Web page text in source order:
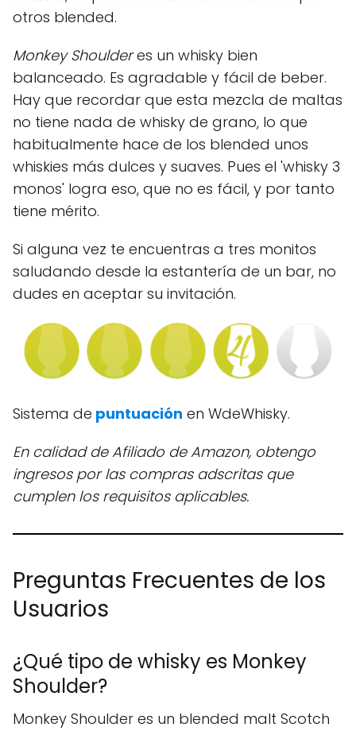
otros blended.
Monkey Shoulderes un whisky bien
balanceado. Es agradable y fácil de beber.
Hay que recordar que esta mezcla de maltas
no tiene nada de whisky de grano, lo que
habitualmente hace de los blended unos
whiskies más dulces y suaves. Pues el 'whisky 3
monos' logra eso, que no es fácil, y por tanto
tiene mérito.
Si alguna vez te encuentras a tres monitos
saludando desde la estantería de un bar, no
dudes en aceptar su invitación.
Sistema de puntuación en WdeWhisky.
En calidad de Afiliado de Amazon, obtengo
ingresos por las compras adscritas que
cumplen los requisitos aplicables.
Preguntas Frecuentes de los
Usuarios
¿Qué tipo de whisky es Monkey
Shoulder?
Monkey Shoulder es un blended malt Scotch